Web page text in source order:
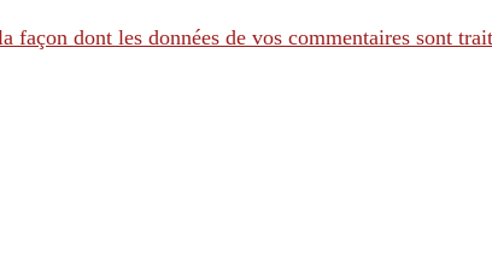
façon dont les données de vos commentaires sont